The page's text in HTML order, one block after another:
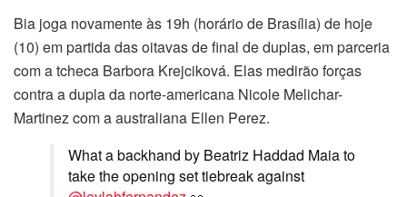
Bia joga novamente às 19h (horário de Brasília) de hoje
(10) em partida das oitavas de final de duplas, em parceria
com a tcheca Barbora Krejciková. Elas medirão forças
contra a dupla da norte-americana Nicole Melichar-
Martinez com a australiana Ellen Perez.
What a backhand by Beatriz Haddad Maia to
take the opening set tiebreak against